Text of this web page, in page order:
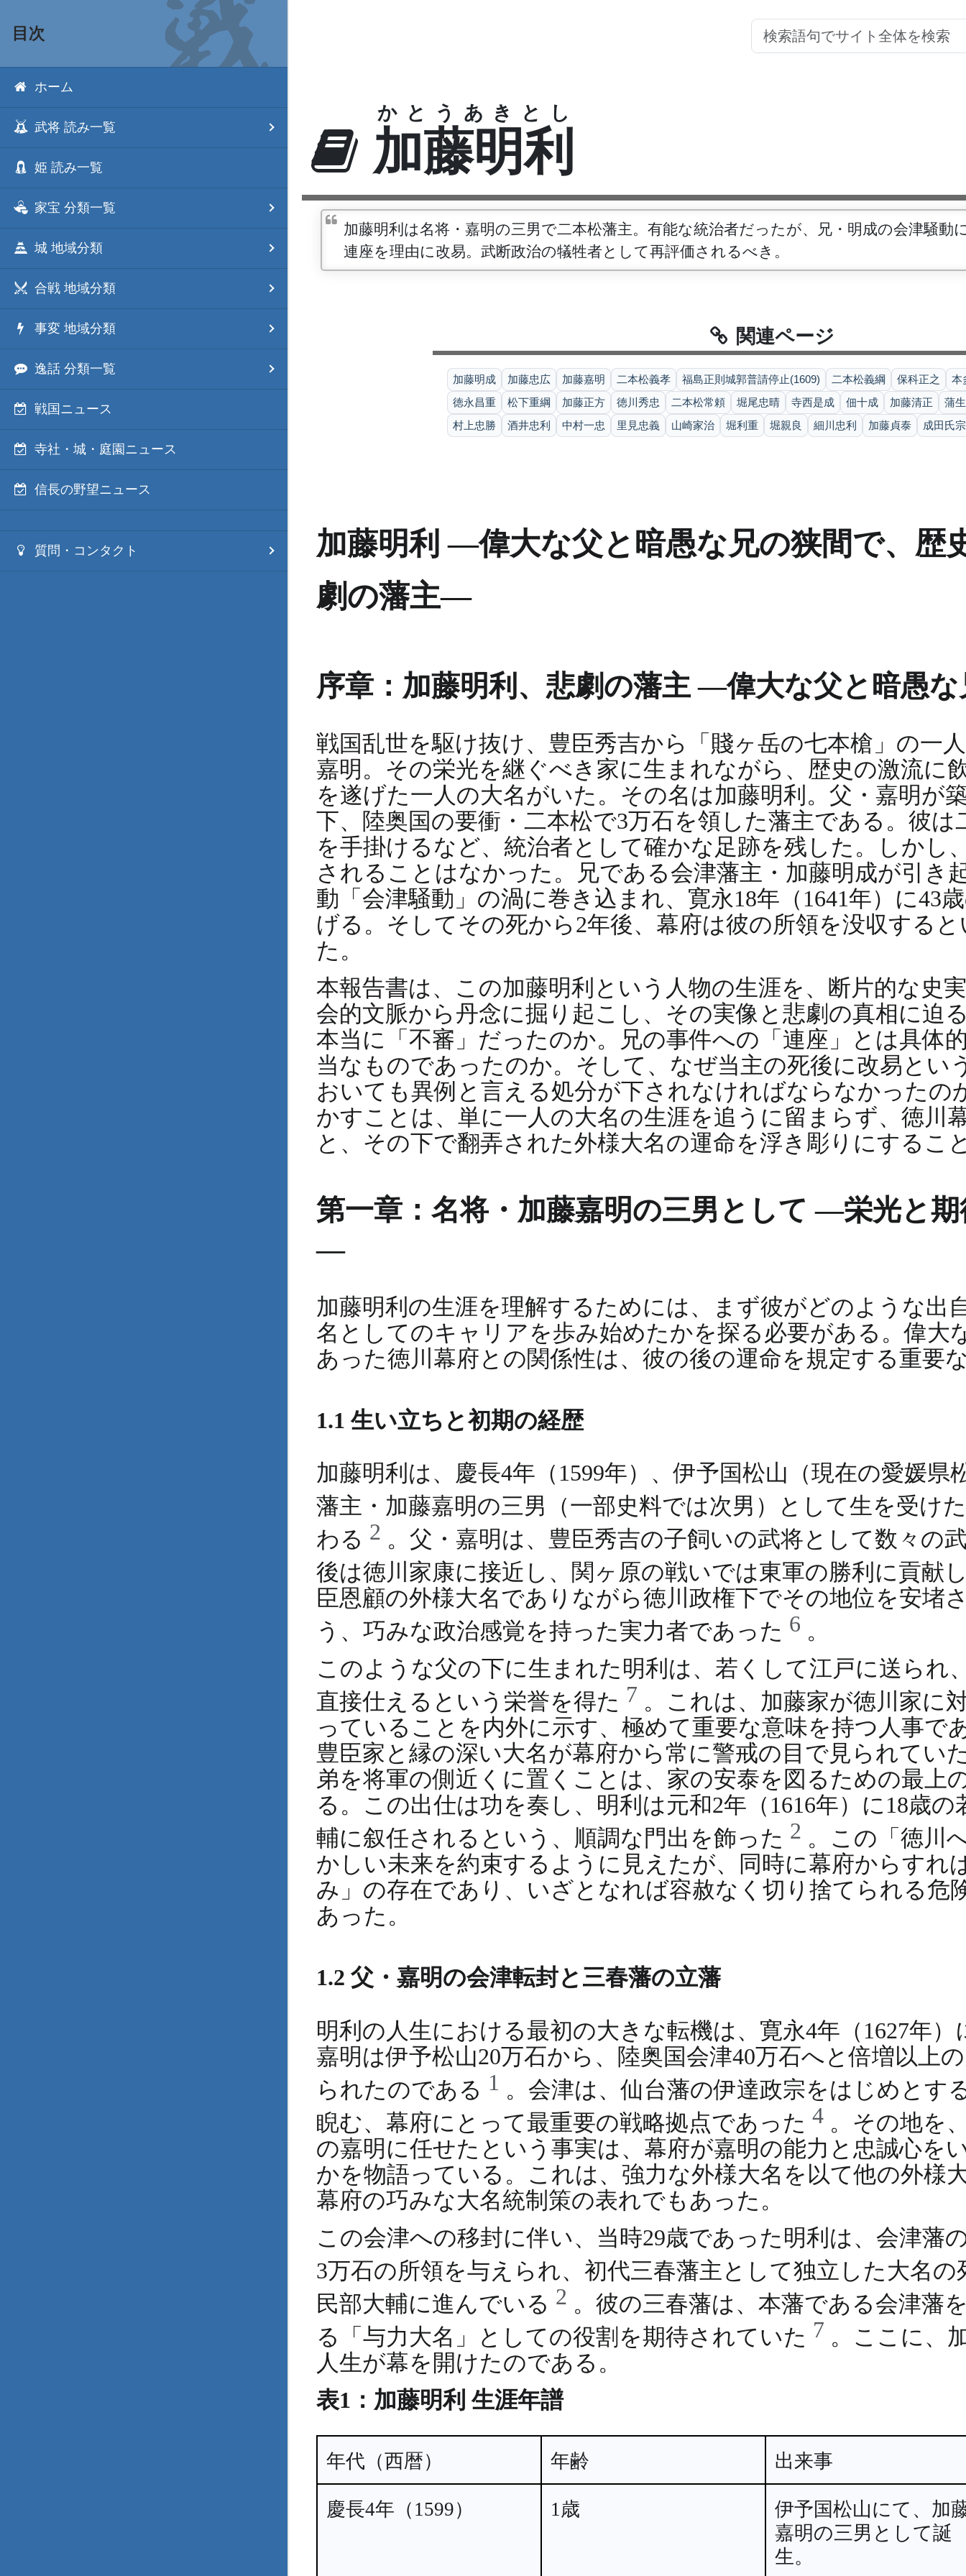
目次
ホーム
武将 読み一覧
姫 読み一覧
家宝 分類一覧
城 地域分類
合戦 地域分類
事変 地域分類
逸話 分類一覧
戦国ニュース
寺社・城・庭園ニュース
信長の野望ニュース
質問・コンタクト
加藤明利
かとうあきとし
加藤明利は名将・嘉明の三男で二本松藩主。有能な統治者だったが、兄・明成の会津騒動
連座を理由に改易。武断政治の犠牲者として再評価されるべき。
関連ページ
加藤明成 加藤忠広 加藤嘉明 二本松義孝 福島正則城郭普請停止(1609) 二本松義綱 保科正之
本
徳永昌重
松下重綱 加藤正方 徳川秀忠 二本松常頼 堀尾忠晴 寺西是成 佃十成 加藤清正
蒲
村上忠勝
酒井忠利 中村一忠 里見忠義 山崎家治 堀利重 堀親良 細川忠利 加藤貞泰 成田氏宗
加藤明利 ―偉大な父と暗愚な兄の狭間で、歴
劇の藩主―
序章：加藤明利、悲劇の藩主 ―偉大な父と暗愚
戦国乱世を駆け抜け、豊臣秀吉から「賤ヶ岳の七本槍」の一
嘉明。その栄光を継ぐべき家に生まれながら、歴史の激流に
を遂げた一人の大名がいた。その名は加藤明利。父・嘉明が
下、陸奥国の要衝・二本松で3万石を領した藩主である。彼は
を手掛けるなど、統治者として確かな足跡を残した。しかし
されることはなかった。兄である会津藩主・加藤明成が引き
動「会津騒動」の渦に巻き込まれ、寛永18年（1641年）に43
げる。そしてその死から2年後、幕府は彼の所領を没収する
た。
本報告書は、この加藤明利という人物の生涯を、断片的な史
会的文脈から丹念に掘り起こし、その実像と悲劇の真相に迫
本当に「不審」だったのか。兄の事件への「連座」とは具体
当なものであったのか。そして、なぜ当主の死後に改易とい
おいても異例と言える処分が下されなければならなかったの
かすことは、単に一人の大名の生涯を追うに留まらず、徳川
と、その下で翻弄された外様大名の運命を浮き彫りにするこ
第一章：名将・加藤嘉明の三男として ―栄光と
―
加藤明利の生涯を理解するためには、まず彼がどのような出
名としてのキャリアを歩み始めたかを探る必要がある。偉大
あった徳川幕府との関係性は、彼の後の運命を規定する重要
1.1 生い立ちと初期の経歴
加藤明利は、慶長4年（1599年）、伊予国松山（現在の愛媛県
藩主・加藤嘉明の三男（一部史料では次男）として生を受け
わる 2 。父・嘉明は、豊臣秀吉の子飼いの武将として数々の
後は徳川家康に接近し、関ヶ原の戦いでは東軍の勝利に貢献
臣恩顧の外様大名でありながら徳川政権下でその地位を安堵
う、巧みな政治感覚を持った実力者であった 6 。
このような父の下に生まれた明利は、若くして江戸に送られ
直接仕えるという栄誉を得た 7 。これは、加藤家が徳川家に
っていることを内外に示す、極めて重要な意味を持つ人事で
豊臣家と縁の深い大名が幕府から常に警戒の目で見られてい
弟を将軍の側近くに置くことは、家の安泰を図るための最上
る。この出仕は功を奏し、明利は元和2年（1616年）に18歳
輔に叙任されるという、順調な門出を飾った 2 。この「徳川
かしい未来を約束するように見えたが、同時に幕府からすれ
み」の存在であり、いざとなれば容赦なく切り捨てられる危
あった。
1.2 父・嘉明の会津転封と三春藩の立藩
明利の人生における最初の大きな転機は、寛永4年（1627年
嘉明は伊予松山20万石から、陸奥国会津40万石へと倍増以上
られたのである 1 。会津は、仙台藩の伊達政宗をはじめとす
睨む、幕府にとって最重要の戦略拠点であった 4 。その地を
の嘉明に任せたという事実は、幕府が嘉明の能力と忠誠心を
かを物語っている。これは、強力な外様大名を以て他の外様
幕府の巧みな大名統制策の表れでもあった。
この会津への移封に伴い、当時29歳であった明利は、会津藩
3万石の所領を与えられ、初代三春藩主として独立した大名
民部大輔に進んでいる 2 。彼の三春藩は、本藩である会津藩
る「与力大名」としての役割を期待されていた 7 。ここに、
人生が幕を開けたのである。
表1：加藤明利 生涯年譜
年代（西暦） 年齢 出来事
慶長4年（1599） 1歳
伊予国松山にて、加
嘉明の三男として誕
生。